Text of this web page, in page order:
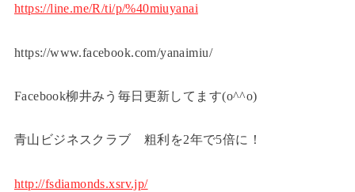
https://line.me/R/ti/p/%40miuyanai
https://www.facebook.com/yanaimiu/
Facebook柳井みう毎日更新してます(o^^o)
青山ビジネスクラブ 粗利を2年で5倍に！
http://fsdiamonds.xsrv.jp/